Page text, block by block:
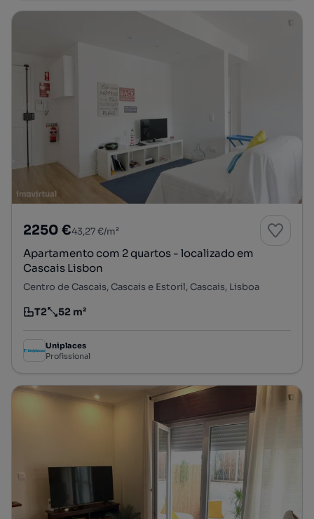
2250 €43,27 €/m²
Apartamento com 2 quartos - localizado em
Cascais Lisbon
Centro de Cascais, Cascais e Estoril, Cascais, Lisboa
Tipologia
T2
Preço por metro quadrado
52 m²
Uniplaces
Profissional